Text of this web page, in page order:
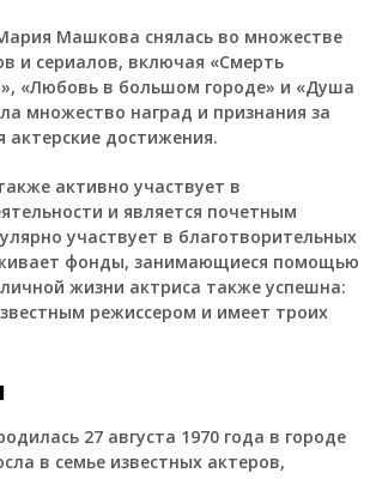
Машкова снялась во множестве
и сериалов, включая «Смерть
«Любовь в большом городе» и «Душа
множество наград и признания за
достижения.
активно участвует в
и является почетным
участвует в благотворительных
фонды, занимающиеся помощью
жизни актриса также успешна:
режиссером и имеет троих
27 августа 1970 года в городе
в семье известных актеров,